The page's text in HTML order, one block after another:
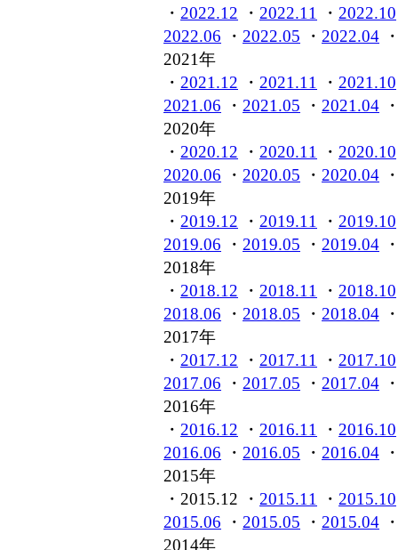
・ 2022.12 ・ 2022.11 ・ 2022.10
2022.06 ・ 2022.05 ・ 2022.04
2021年
・ 2021.12 ・ 2021.11 ・ 2021.10
2021.06 ・ 2021.05 ・ 2021.04
2020年
・ 2020.12 ・ 2020.11 ・ 2020.10
2020.06 ・ 2020.05 ・ 2020.04
2019年
・ 2019.12 ・ 2019.11 ・ 2019.10
2019.06 ・ 2019.05 ・ 2019.04
2018年
・ 2018.12 ・ 2018.11 ・ 2018.10
2018.06 ・ 2018.05 ・ 2018.04
2017年
・ 2017.12 ・ 2017.11 ・ 2017.10
2017.06 ・ 2017.05 ・ 2017.04
2016年
・ 2016.12 ・ 2016.11 ・ 2016.10
2016.06 ・ 2016.05 ・ 2016.04
2015年
・2015.12 ・ 2015.11 ・ 2015.10
2015.06 ・ 2015.05 ・ 2015.04
2014年